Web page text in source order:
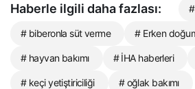
Haberle ilgili daha fazlası:
# biberonla süt verme # Erken
# hayvan bakımı # İHA haberleri
# keçi yetiştiriciliği # oğlak bakımı